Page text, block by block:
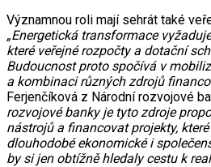
Významnou roli mají sehrát také
„Energetická transformace
které veřejné rozpočty a dotační
Budoucnost proto spočívá v
a kombinaci různých zdrojů
Ferjenčíková z Národní rozvojové
rozvojové banky je tyto zdroje
nástrojů a financovat projekty,
dlouhodobé ekonomické i
by si jen obtížně hledaly cestu k